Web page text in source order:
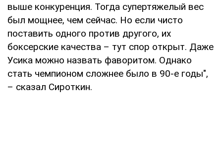
выше конкуренция. Тогда супертяжелый вес
был мощнее, чем сейчас. Но если чисто
поставить одного против другого, их
боксерские качества – тут спор открыт. Даже
Усика можно назвать фаворитом. Однако
стать чемпионом сложнее было в 90-е годы",
– сказал Сироткин.